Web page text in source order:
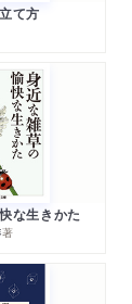
て方
な生きかた
著